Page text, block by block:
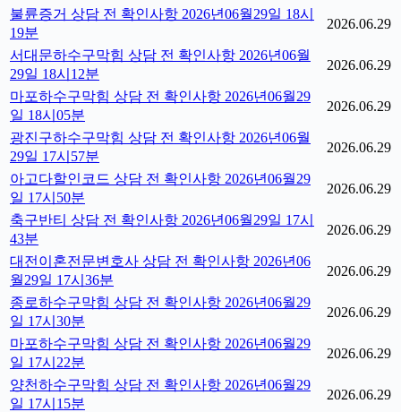
불륜증거 상담 전 확인사항 2026년06월29일 18시
19분
2026.06.29
서대문하수구막힘 상담 전 확인사항 2026년06월
29일 18시12분
2026.06.29
마포하수구막힘 상담 전 확인사항 2026년06월29
일 18시05분
2026.06.29
광진구하수구막힘 상담 전 확인사항 2026년06월
29일 17시57분
2026.06.29
아고다할인코드 상담 전 확인사항 2026년06월29
일 17시50분
2026.06.29
축구반티 상담 전 확인사항 2026년06월29일 17시
43분
2026.06.29
대전이혼전문변호사 상담 전 확인사항 2026년06
월29일 17시36분
2026.06.29
종로하수구막힘 상담 전 확인사항 2026년06월29
일 17시30분
2026.06.29
마포하수구막힘 상담 전 확인사항 2026년06월29
일 17시22분
2026.06.29
양천하수구막힘 상담 전 확인사항 2026년06월29
일 17시15분
2026.06.29